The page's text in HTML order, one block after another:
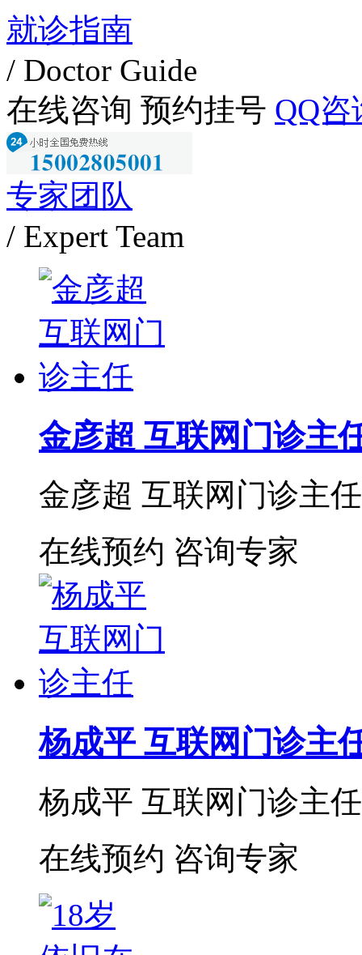
就诊指南
/ Doctor Guide
在线咨询 预约挂号 QQ咨
专家团队
/ Expert Team
金彦超 互联网门诊主
金彦超 互联网门诊主
在线预约 咨询专家
杨成平 互联网门诊主
杨成平 互联网门诊主
在线预约 咨询专家